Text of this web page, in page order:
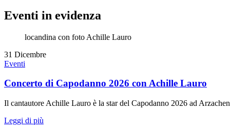
Eventi in evidenza
31 Dicembre
Eventi
Concerto di Capodanno 2026 con Achille Lauro
Il cantautore Achille Lauro è la star del Capodanno 2026 ad
Leggi di più